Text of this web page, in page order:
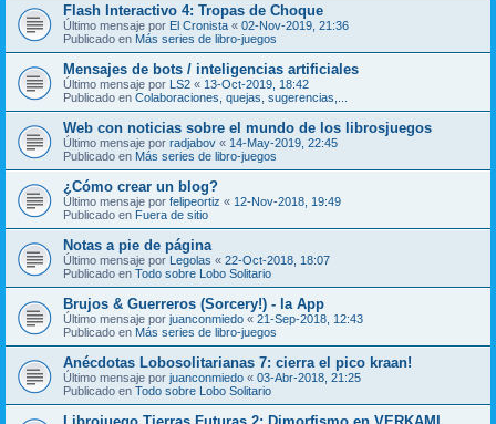
Flash Interactivo 4: Tropas de Choque
Último mensaje por El Cronista « 02-Nov-2019, 21:36
Publicado en Más series de libro-juegos
Mensajes de bots / inteligencias artificiales
Último mensaje por LS2 « 13-Oct-2019, 18:42
Publicado en Colaboraciones, quejas, sugerencias,...
Web con noticias sobre el mundo de los librosjuegos
Último mensaje por radjabov « 14-May-2019, 22:45
Publicado en Más series de libro-juegos
¿Cómo crear un blog?
Último mensaje por felipeortiz « 12-Nov-2018, 19:49
Publicado en Fuera de sitio
Notas a pie de página
Último mensaje por Legolas « 22-Oct-2018, 18:07
Publicado en Todo sobre Lobo Solitario
Brujos & Guerreros (Sorcery!) - la App
Último mensaje por juanconmiedo « 21-Sep-2018, 12:43
Publicado en Más series de libro-juegos
Anécdotas Lobosolitarianas 7: cierra el pico kraan!
Último mensaje por juanconmiedo « 03-Abr-2018, 21:25
Publicado en Todo sobre Lobo Solitario
Librojuego Tierras Futuras 2: Dimorfismo en VERKAMI